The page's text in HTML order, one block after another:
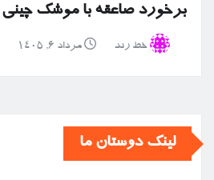
برخورد صاعقه با موشک چینی
خط رند مرداد ۶, ۱۴۰۵
لینک دوستان ما